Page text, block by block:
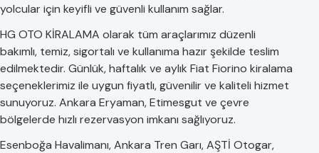
yolcular için keyifli ve güvenli kullanım sağlar.
HG OTO KİRALAMA olarak tüm araçlarımız düzenli
bakımlı, temiz, sigortalı ve kullanıma hazır şekilde teslim
edilmektedir. Günlük, haftalık ve aylık Fiat Fiorino kiralama
seçeneklerimiz ile uygun fiyatlı, güvenilir ve kaliteli hizmet
sunuyoruz. Ankara Eryaman, Etimesgut ve çevre
bölgelerde hızlı rezervasyon imkanı sağlıyoruz.
Esenboğa Havalimanı, Ankara Tren Garı, AŞTİ Otogar,